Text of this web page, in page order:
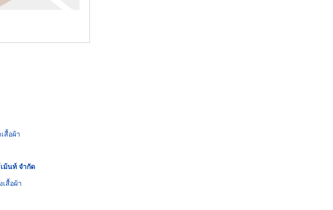
สื้อผ้า
ม้นท์ จำกัด
สื้อผ้า